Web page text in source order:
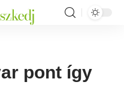
pont így